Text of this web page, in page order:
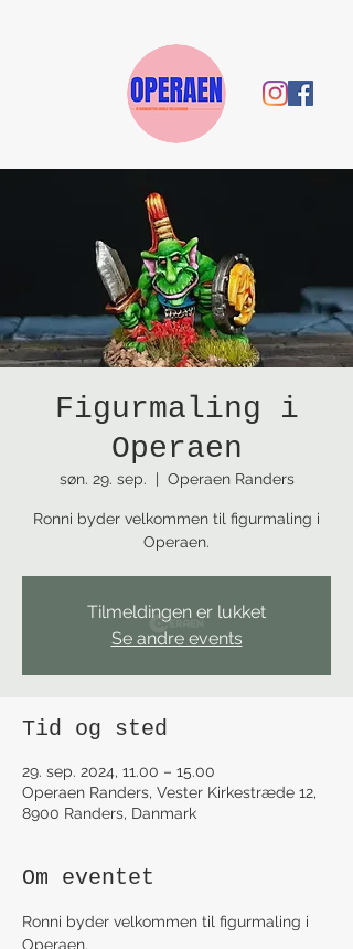
Figurmaling i
Operaen
søn. 29. sep.
  |
Operaen Randers
Ronni byder velkommen til figurmaling i
Operaen.
Tilmeldingen er lukket
Se andre events
Tid og sted
29. sep. 2024, 11.00 – 15.00
Operaen Randers, Vester Kirkestræde 12,
8900 Randers, Danmark
Om eventet
Ronni byder velkommen til figurmaling i
Operaen.